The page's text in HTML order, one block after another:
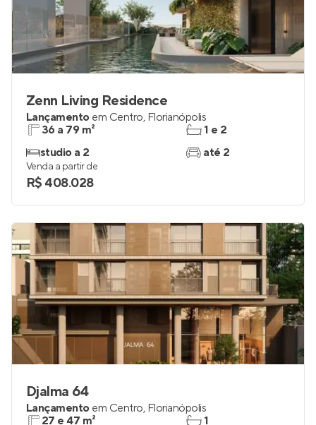
Zenn Living Residence
Lançamento em Centro, Florianópolis
36 a 79 m²
studio a 2
1 e 2
até 2
Venda a partir de
R$ 408.028
Djalma 64
Lançamento em Centro, Florianópolis
27 e 47 m²
1